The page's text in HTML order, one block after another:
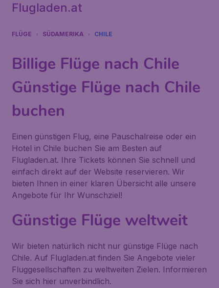
Flugladen.at
FLÜGE SÜDAMERIKA CHILE
Billige Flüge nach Chile
Günstige Flüge nach Chile
buchen
Einen günstigen Flug, eine Pauschalreise oder ein
Hotel in Chile buchen Sie am Besten auf
Flugladen.at. Ihre Tickets können Sie schnell und
einfach direkt auf der Website reservieren. Wir
bieten Ihnen in einer klaren Übersicht alle unsere
Angebote für Ihr Wunschziel!
Günstige Flüge weltweit
Wir bieten natürlich nicht nur günstige Flüge nach
Chile. Auf Flugladen.at finden Sie Angebote vieler
Fluggesellschaften zu weltweiten Zielen. Informieren
Sie sich hier unverbindlich.